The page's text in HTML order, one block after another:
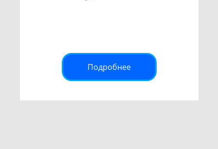
Подробнее